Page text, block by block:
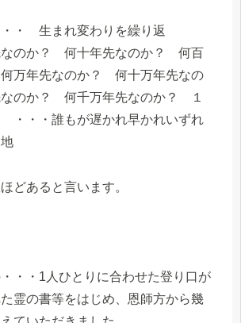
・ 生まれ変わりを繰り返
なのか？ 何十年先なのか？ 何百
万年先なのか？ 何十万年先なの
のか？ 何千万年先なのか？ １
・・・誰もが遅かれ早かれいずれ
どあると言います。
・・1人ひとりに合わせた登り口が
霊の書等をはじめ、恩師方から幾